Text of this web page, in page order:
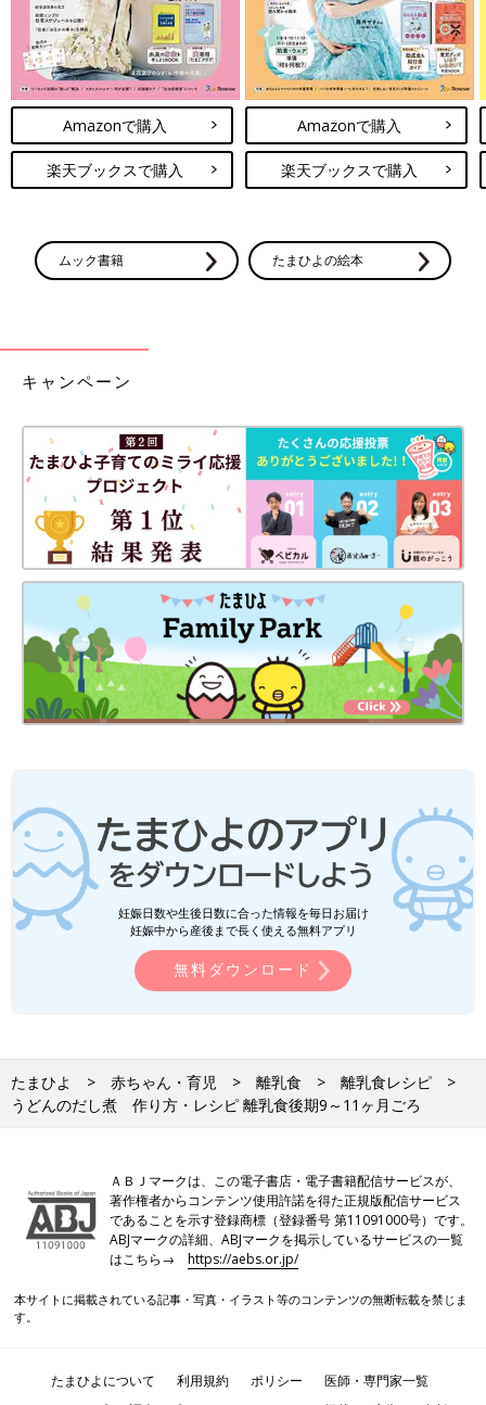
忙しいママ&パパのためのフリージング離乳食 (ベネッセ・ムッ
ク たまひよブックス)
いつから？進め方は？初期から完了期まで 食材・レシピも動画
で分かる きほんの離乳食
Amazonで購入
楽天ブックスで購入
Amazonで購入
楽天ブックスで購入
ムック書籍 たまひよの絵本
キャンペーン
妊娠日数や生後日数に合った情報を毎日お届け
妊娠中から産後まで長く使える無料アプリ
無料ダウンロード
たまひよ 赤ちゃん・育児 離乳食
離乳食レシピ
うどんのだし煮 作り方・レシピ 離乳食後期9～11ヶ月ごろ
ＡＢＪマークは、この電子書店・電子書籍配信サービスが、
著作権者からコンテンツ使用許諾を得た正規版配信サービス
であることを示す登録商標（登録番号 第11091000号）です。
ABJマークの詳細、ABJマークを掲示しているサービスの一覧
はこちら→https://aebs.or.jp/
本サイトに掲載されている記事・写真・イラスト等のコンテンツの無断転載を禁じま
す。
たまひよについて 利用規約 ポリシー
医師・専門家一覧